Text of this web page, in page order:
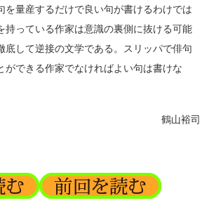
量産するだけで良い句が書けるわけでは
持っている作家は意識の裏側に抜ける可能
底して逆接の文学である。スリッパで俳句
ができる作家でなければよい句は書けな
鶴山裕司